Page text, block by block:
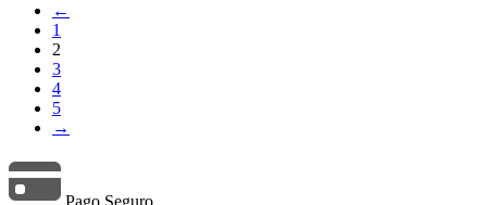
←
1
2
3
4
5
→